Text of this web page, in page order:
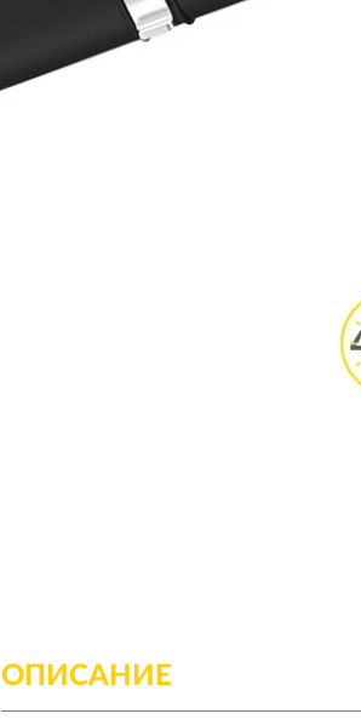
ОПИСАНИЕ